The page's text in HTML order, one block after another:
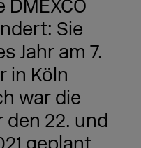
Sie
Jahr am 7.
in Köln
war die
22. und